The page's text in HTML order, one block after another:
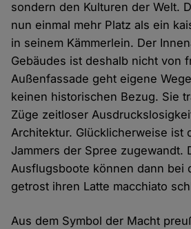
sondern den Kulturen der Welt.
nun einmal mehr Platz als ein
in seinem Kämmerlein. Der
Gebäudes ist deshalb nicht von
Außenfassade geht eigene
keinen historischen Bezug. Sie
Züge zeitloser
Architektur. Glücklicherweise ist
Jammers der Spree zugewandt.
Ausflugsboote können dann bei
getrost ihren Latte macchiato
Aus dem Symbol der Macht